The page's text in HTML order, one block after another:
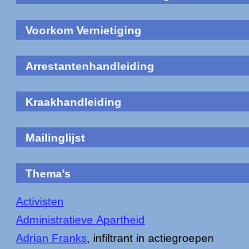
Voorkom Vernietiging
Arrestantenhandleiding
Kraakhandleiding
Mailinglijst
Thema's
Activisten
Administratieve Apartheid
Adrian Franks , infiltrant in actiegroepen